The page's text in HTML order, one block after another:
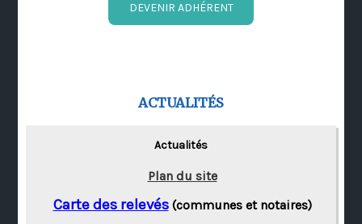
DEVENIR ADHÉRENT
ACTUALITÉS
Actualités
Plan du site
Carte des relevés(communes et notaires)